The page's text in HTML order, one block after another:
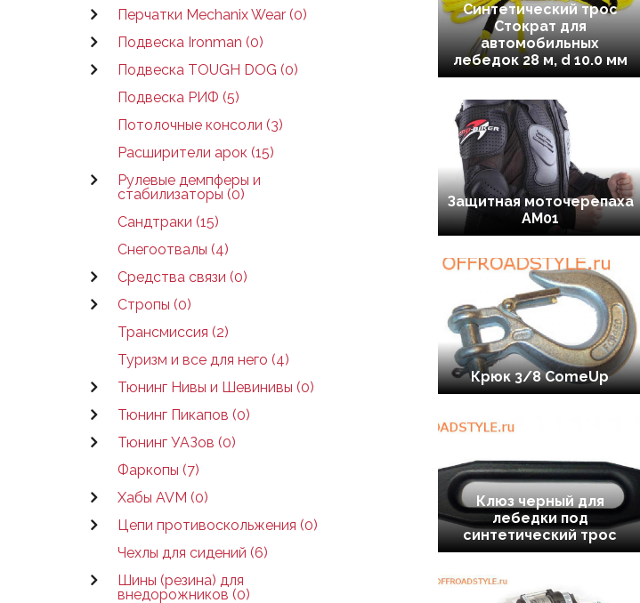
Перчатки Mechanix Wear (0)
Подвеска Ironman (0)
Подвеска TOUGH DOG (0)
Подвеска РИФ (5)
Потолочные консоли (3)
Расширители арок (15)
Рулевые демпферы и
стабилизаторы (0)
Сандтраки (15)
Снегоотвалы (4)
Средства связи (0)
Стропы (0)
Трансмиссия (2)
Туризм и все для него (4)
Тюнинг Нивы и Шевинивы (0)
Тюнинг Пикапов (0)
Тюнинг УАЗов (0)
Фаркопы (7)
Хабы AVM (0)
Цепи противоскольжения (0)
Чехлы для сидений (6)
Шины (резина) для
внедорожников (0)
Синтетический трос
Стократ для
автомобильных
лебедок 28 м, d 10.0 мм
Защитная моточерепаха
AM01
Крюк 3/8 ComeUp
Клюз черный для
лебедки под
синтетический трос